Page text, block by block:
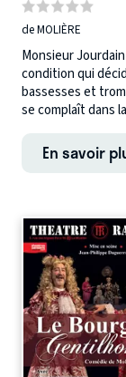
de MOLIÈRE
Monsieur
condition qui
bassesses et
se complaît dans
En savoir